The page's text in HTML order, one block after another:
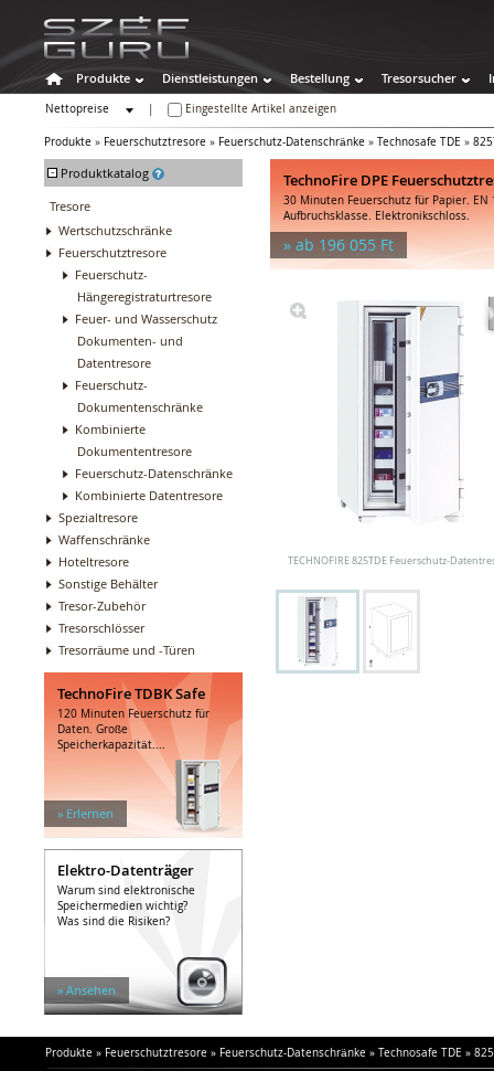
Produkte Dienstleistungen Bestellung Tresorsucher
Nettopreise
Eingestellte Artikel anzeigen
Produkte » Feuerschutztresore » Feuerschutz-Datenschränke » Technosafe TDE »
- Produktkatalog
Tresore
Wertschutzschränke
Feuerschutztresore
Feuerschutz-
Hängeregistraturtresore
Feuer- und Wasserschutz
Dokumenten- und
Datentresore
Feuerschutz-
Dokumentenschränke
Kombinierte
Dokumententresore
Feuerschutz-Datenschränke
Kombinierte Datentresore
Spezialtresore
Waffenschränke
Hoteltresore
Sonstige Behälter
Tresor-Zubehör
Tresorschlösser
Tresorräume und -Türen
TechnoFire TDBK Safe
120 Minuten Feuerschutz für
Daten. Große
Speicherkapazität....
» Erlernen
Elektro-Datenträger
Warum sind elektronische
Speichermedien wichtig?
Was sind die Risiken?
» Ansehen
TechnoFire DPE
30 Minuten Feuerschutz für Papier. EN
Aufbruchsklasse. Elektronikschloss.
» ab 196 055 Ft
TECHNOFIRE 825TDE Feuerschutz-
Produkte » Feuerschutztresore » Feuerschutz-Datenschränke » Technosafe TDE »